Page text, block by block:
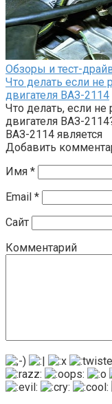
Обзоры и тест-
Что делать если не
двигателя ВАЗ-2114
Что делать, если не
двигателя ВАЗ-
ВАЗ-2114 является
Добавить
Имя *
Email *
Сайт
Комментарий